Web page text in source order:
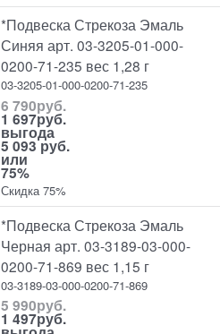
*Подвеска Стрекоза Эмаль
Синяя арт. 03-3205-01-000-
0200-71-235 вес 1,28 г
03-3205-01-000-0200-71-235
6 790руб.
1 697руб.
выгода
5 093 руб.
или
75%
Скидка 75%
*Подвеска Стрекоза Эмаль
Черная арт. 03-3189-03-000-
0200-71-869 вес 1,15 г
03-3189-03-000-0200-71-869
5 990руб.
1 497руб.